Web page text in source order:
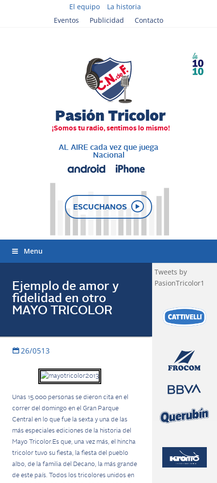
El equipo
La historia
Eventos
Publicidad Contacto
AL AIRE cada vez que juega
Nacional
ESCUCHANOS
Menu
Ejemplo de amor y
fidelidad en otro
MAYO TRICOLOR
26/0513
Unas 15.000 personas se dieron cita en el
correr del domingo en el Gran Parque
Central en lo que fue la sexta y una de las
más especiales ediciones de la historia del
Mayo Tricolor.Es que, una vez más, el hincha
tricolor tuvo su fiesta, la fiesta del pueblo
albo, de la familia del Decano, la más grande
de este país. Todos los tricolores unidos en
Tweets by
PasionTricolor1